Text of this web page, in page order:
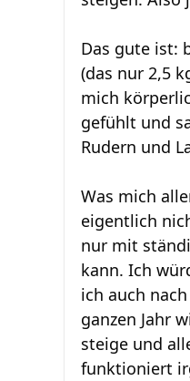
Das gute ist:
(das nur 2,5
mich
gefühlt und
Rudern und
Was mich
eigentlich
nur mit
kann. Ich
ich auch
ganzen Jahr
steige und
funktioniert